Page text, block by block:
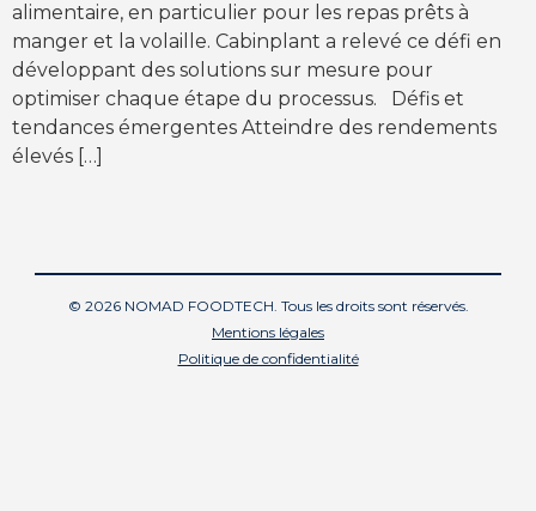
alimentaire, en particulier pour les repas prêts à
manger et la volaille. Cabinplant a relevé ce défi en
développant des solutions sur mesure pour
optimiser chaque étape du processus. Défis et
tendances émergentes Atteindre des rendements
élevés […]
© 2026 NOMAD FOODTECH. Tous les droits sont réservés.
Mentions légales
Politique de confidentialité